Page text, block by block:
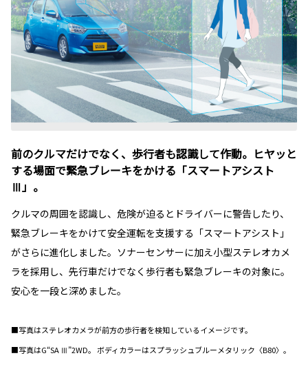
前のクルマだけでなく、歩行者も認識して作動。ヒヤッと
する場面で緊急ブレーキをかける「スマートアシスト
Ⅲ」。
クルマの周囲を認識し、危険が迫るとドライバーに警告したり、
緊急ブレーキをかけて安全運転を支援する「スマートアシスト」
がさらに進化しました。ソナーセンサーに加え小型ステレオカメ
ラを採用し、先行車だけでなく歩行者も緊急ブレーキの対象に。
安心を一段と深めました。
■写真はステレオカメラが前方の歩行者を検知しているイメージです。
■写真はG“SA Ⅲ”2WD。 ボディカラーはスプラッシュブルーメタリック〈B80〉。